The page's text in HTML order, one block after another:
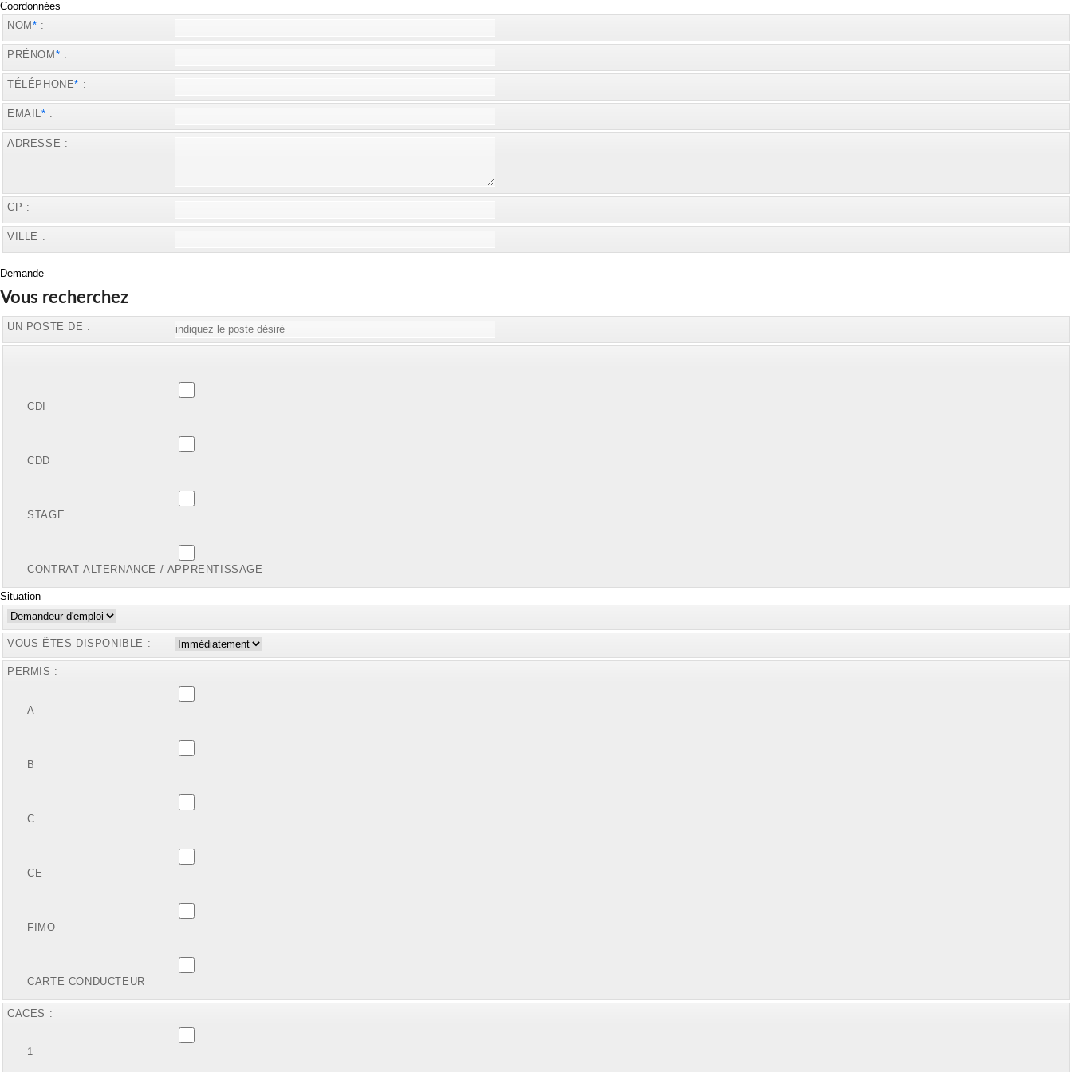
Coordonnées
NOM * :
PRÉNOM * :
TÉLÉPHONE* :
EMAIL* :
ADRESSE :
CP :
VILLE :
Demande
Vous recherchez
UN POSTE DE :
CDI
CDD
STAGE
CONTRAT ALTERNANCE / APPRENTISSAGE
Situation
VOUS ÊTES DISPONIBLE :
PERMIS :
A
B
C
CE
FIMO
CARTE CONDUCTEUR
CACES :
1